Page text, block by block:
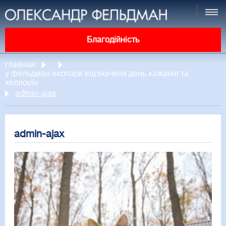
Благодійність
главная
у фельдман екопарк відзначили день кажанів та
хеллоуїн
admin-ajax
admin-ajax